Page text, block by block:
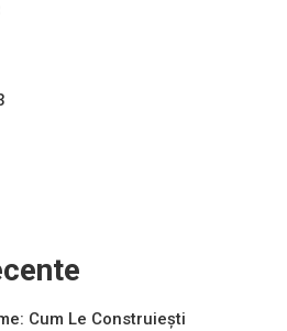
Cum Le Construiești